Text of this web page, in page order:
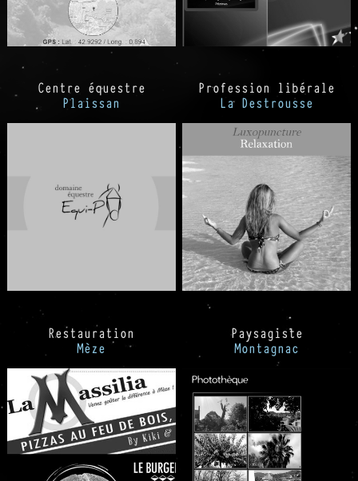
Centre équestre
Plaissan
Profession libérale
La Destrousse
Restauration
Mèze
Paysagiste
Montagnac